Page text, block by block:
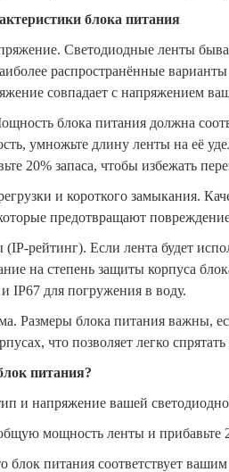
блока питания
Светодиодные ленты
распространённые
совпадает с напряжением
блока питания должна
умножьте длину ленты на её
20% запаса, чтобы избежать
и короткого замыкания.
предотвращают
(IP-рейтинг). Если лента будет
на степень защиты корпуса
IP67 для погружения в воду.
Размеры блока питания важны,
что позволяет легко
питания?
и напряжение вашей
мощность ленты и прибавьте
блок питания соответствует